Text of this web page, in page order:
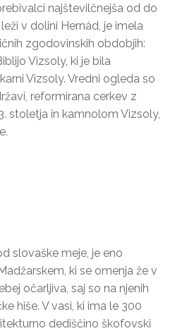
najštevilčnejša od do
v dolini Hernád, je imela
zgodovinskih obdobjih:
Vizsoly, ki je bila
Vizsoly. Vredni ogleda so
reformirana cerkev z
stoletja in kamnolom Vizsoly,
slovaške meje, je eno
ki se omenja že v
očarljiva, saj so na njenih
hiše. V vasi, ki ima le 300
dediščino škofovski